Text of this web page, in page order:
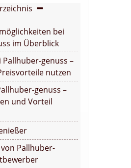
bei
im Überblick
genuss –
nutzen
genuss –
und Vorteil
Pallhuber-